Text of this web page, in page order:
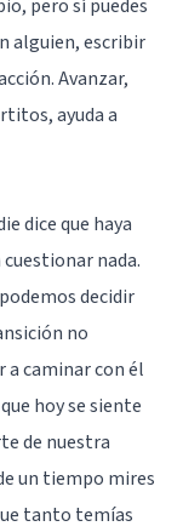
pero sí puedes
alguien, escribir
Avanzar,
ayuda a
dice que haya
nada.
decidir
no
a caminar con él
hoy se siente
de nuestra
un tiempo mires
tanto temías